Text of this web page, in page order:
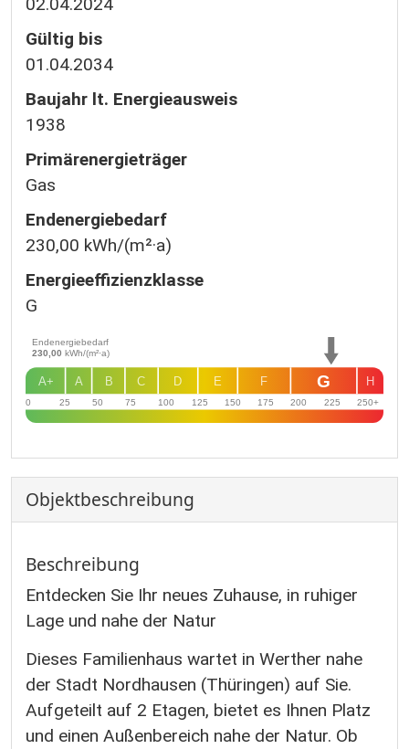
Gültig bis
01.04.2034
Baujahr lt. Energieausweis
1938
Primärenergieträger
Gas
Endenergie­bedarf
230,00 kWh/(m²·a)
Energie­effizienz­klasse
G
0 25 50 75 100 125 150 175 200 225 250+
H
F
E
D
C
B
A
A+ G
Endenergiebedarf
230,00 kWh/(m²·a)
Objekt­beschreibung
Beschreibung
Entdecken Sie Ihr neues Zuhause, in ruhiger
Lage und nahe der Natur
Dieses Familienhaus wartet in Werther nahe
der Stadt Nordhausen (Thüringen) auf Sie.
Aufgeteilt auf 2 Etagen, bietet es Ihnen Platz
und einen Außenbereich nahe der Natur. Ob